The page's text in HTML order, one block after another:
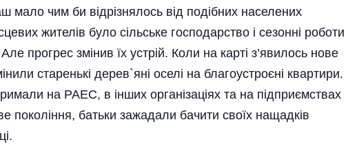
мало чим би відрізнялось від подібних населених
жителів було сільське господарство і сезонні роботи
прогрес змінив їх устрій. Коли на карті з’явилось нове
старенькі дерев`яні оселі на благоустроєні квартири.
на РАЕС, в інших організа­ціях та на підприємствах
покоління, батьки зажадали бачити своїх нащадків